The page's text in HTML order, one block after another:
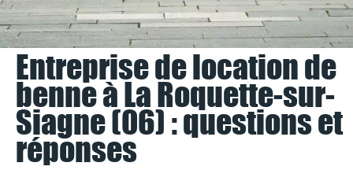
Entreprise de location de
benne à La Roquette-sur-
Siagne (06) : questions et
réponses